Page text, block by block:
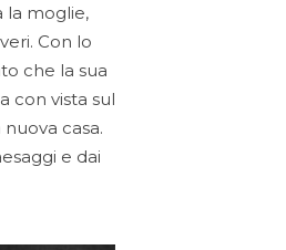
la moglie,
Con lo
che la sua
con vista sul
casa.
e dai